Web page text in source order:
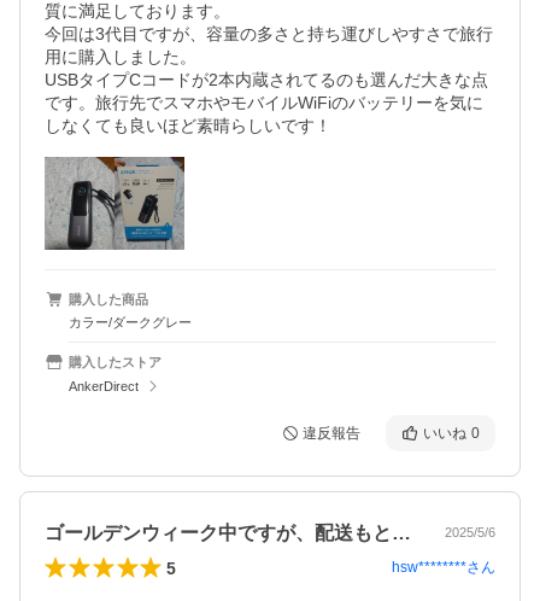
質に満足しております。
今回は3代目ですが、容量の多さと持ち運びしやすさで旅行
用に購入しました。
USBタイプCコードが2本内蔵されてるのも選んだ大きな点
です。旅行先でスマホやモバイルWiFiのバッテリーを気に
しなくても良いほど素晴らしいです！
購入した商品
カラー/ダークグレー
購入したストア
AnkerDirect
違反報告 いいね 0
ゴールデンウィーク中ですが、配送もとて… 2025/5/6
5 hsw********さん